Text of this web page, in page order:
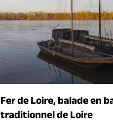
Fer de Loire, balade en
traditionnel de Loire